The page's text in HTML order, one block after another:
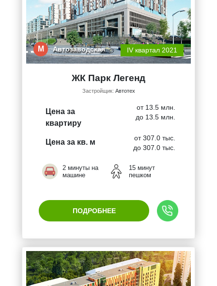
М Автозаводская IV квартал 2021
ЖК Парк Легенд
Застройщик: Автотех
Цена за
квартиру
от 13.5 млн.
до 13.5 млн.
Цена за кв. м
от 307.0 тыс.
до 307.0 тыс.
2 минуты на
машине
15 минут
пешком
ПОДРОБНЕЕ